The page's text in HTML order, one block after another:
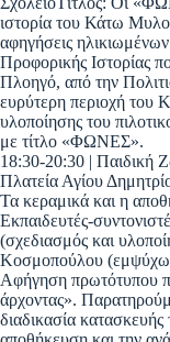
ιστορία του Κάτω
αφηγήσεις
Προφορικής Ιστορίας
Πλοηγό, από την
ευρύτερη περιοχή του
υλοποίησης του
με τίτλο «ΦΩΝΕΣ».
18:30-20:30 | Παιδική
Πλατεία Αγίου
Τα κεραμικά και η
Εκπαιδευτές-
(σχεδιασμός και
Κοσμοπούλου
Αφήγηση πρωτότυπου
άρχοντας».
διαδικασία